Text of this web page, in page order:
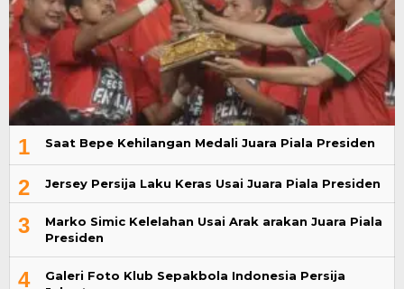
1 Saat Bepe Kehilangan Medali Juara Piala Presiden
2 Jersey Persija Laku Keras Usai Juara Piala Presiden
3
Marko Simic Kelelahan Usai Arak arakan Juara Piala
Presiden
4
Galeri Foto Klub Sepakbola Indonesia Persija